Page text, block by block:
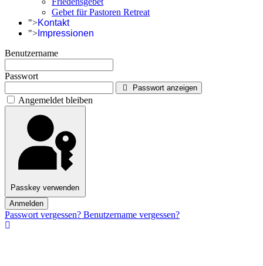
Gebet für Pastoren Retreat
">Kontakt
"> Impressionen
Benutzername
Passwort
Passwort anzeigen
Angemeldet bleiben
Passkey verwenden
Anmelden
Passwort vergessen? Benutzername vergessen?